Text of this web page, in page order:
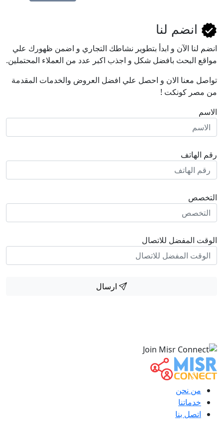
انضم لنا
انضم لنا اﻵن و ابدأ بتطوير نشاطك التجاري و اضمن ظهورك علي
مواقع البحث بافضل شكل و اجذب اكبر عدد من العملاء المحتملين.
تواصل معنا الان و احصل علي افضل العروض والخدمات المقدمة
من مصر كونكت !
الاسم
رقم الهاتف
التخصص
الوقت المفضل للاتصال
ارسال
من نحن
خدماتنا
اتصل بنا